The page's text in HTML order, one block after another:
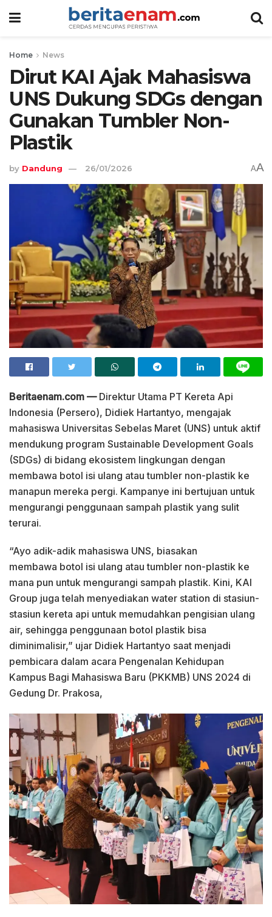
Home News
Dirut KAI Ajak Mahasiswa
UNS Dukung SDGs dengan
Gunakan Tumbler Non-
Plastik
by Dandung 26/01/2026 AA
Beritaenam.com —Direktur Utama PT Kereta Api
Indonesia (Persero), Didiek Hartantyo, mengajak
mahasiswa Universitas Sebelas Maret (UNS) untuk aktif
mendukung program Sustainable Development Goals
(SDGs) di bidang ekosistem lingkungan dengan
membawa botol isi ulang atau tumbler non-plastik ke
manapun mereka pergi. Kampanye ini bertujuan untuk
mengurangi penggunaan sampah plastik yang sulit
terurai.
“Ayo adik-adik mahasiswa UNS, biasakan
membawa botol isi ulang atau tumbler non-plastik ke
mana pun untuk mengurangi sampah plastik. Kini, KAI
Group juga telah menyediakan water station di stasiun-
stasiun kereta api untuk memudahkan pengisian ulang
air, sehingga penggunaan botol plastik bisa
diminimalisir,” ujar Didiek Hartantyo saat menjadi
pembicara dalam acara Pengenalan Kehidupan
Kampus Bagi Mahasiswa Baru (PKKMB) UNS 2024 di
Gedung Dr. Prakosa,